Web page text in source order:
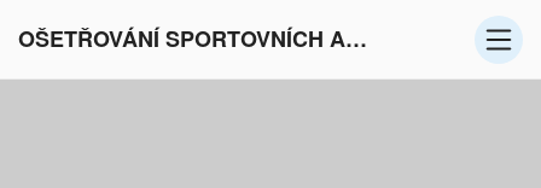
OŠETŘOVÁNÍ SPORTOVNÍCH AKTIVIT V EVROPĚ